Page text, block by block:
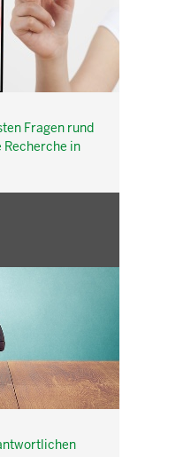
Fragen rund
Recherche in